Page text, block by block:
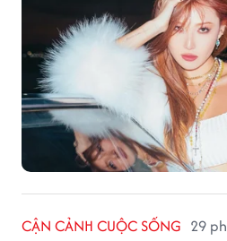
CẬN CẢNH CUỘC SỐNG 29